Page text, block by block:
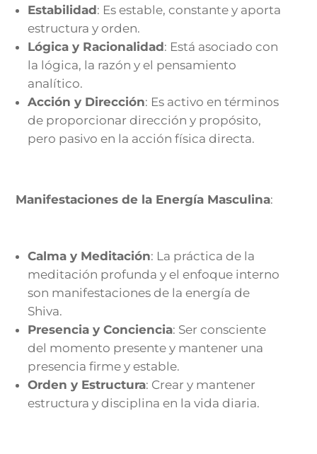
Estabilidad: Es estable, constante y aporta
estructura y orden.
Lógica y Racionalidad: Está asociado con
la lógica, la razón y el pensamiento
analítico.
Acción y Dirección: Es activo en términos
de proporcionar dirección y propósito,
pero pasivo en la acción física directa.
Manifestaciones de la Energía Masculina:
Calma y Meditación: La práctica de la
meditación profunda y el enfoque interno
son manifestaciones de la energía de
Shiva.
Presencia y Conciencia: Ser consciente
del momento presente y mantener una
presencia firme y estable.
Orden y Estructura: Crear y mantener
estructura y disciplina en la vida diaria.